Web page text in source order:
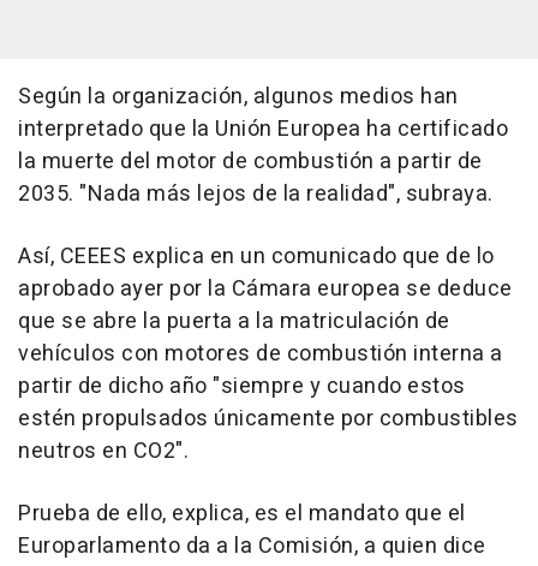
Según la organización, algunos medios han
interpretado que la Unión Europea ha certificado
la muerte del motor de combustión a partir de
2035. "Nada más lejos de la realidad", subraya.
Así, CEEES explica en un comunicado que de lo
aprobado ayer por la Cámara europea se deduce
que se abre la puerta a la matriculación de
vehículos con motores de combustión interna a
partir de dicho año "siempre y cuando estos
estén propulsados únicamente por combustibles
neutros en CO2".
Prueba de ello, explica, es el mandato que el
Europarlamento da a la Comisión, a quien dice